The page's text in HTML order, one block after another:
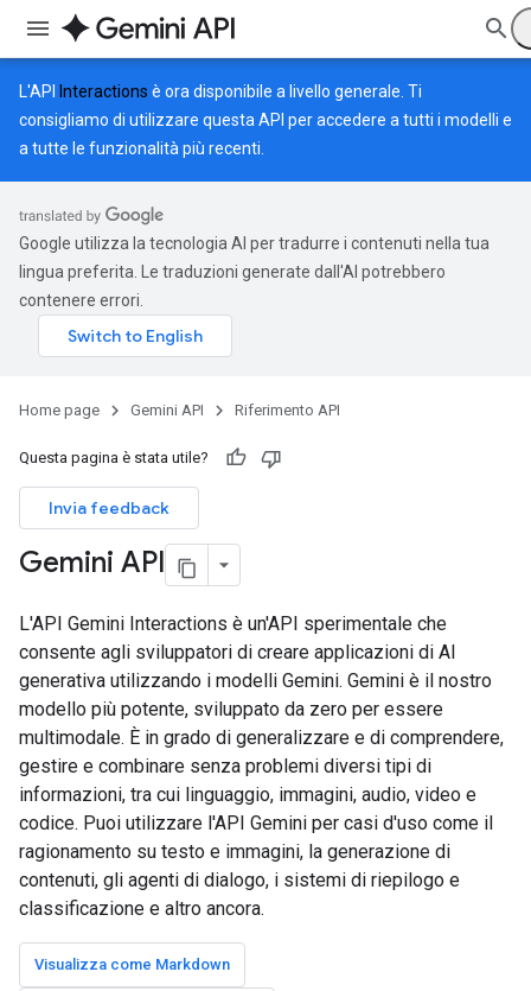
L'API Interactions è ora disponibile a livello generale. Ti
consigliamo di utilizzare questa API per accedere a tutti i modelli e
a tutte le funzionalità più recenti.
Google utilizza la tecnologia AI per tradurre i contenuti nella tua
lingua preferita. Le traduzioni generate dall'AI potrebbero
contenere errori.
Home page Gemini API Riferimento API
Questa pagina è stata utile?
Invia feedback
Gemini API
L'API Gemini Interactions è un'API sperimentale che
consente agli sviluppatori di creare applicazioni di AI
generativa utilizzando i modelli Gemini. Gemini è il nostro
modello più potente, sviluppato da zero per essere
multimodale. È in grado di generalizzare e di comprendere,
gestire e combinare senza problemi diversi tipi di
informazioni, tra cui linguaggio, immagini, audio, video e
codice. Puoi utilizzare l'API Gemini per casi d'uso come il
ragionamento su testo e immagini, la generazione di
contenuti, gli agenti di dialogo, i sistemi di riepilogo e
classificazione e altro ancora.
Visualizza come Markdown